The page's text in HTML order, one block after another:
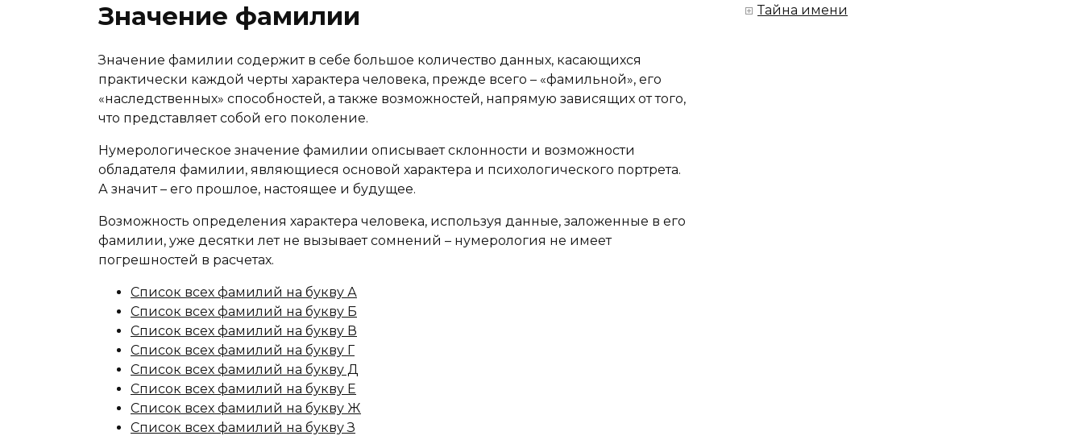
Значение фамилии
Значение фамилии содержит в себе большое количество данных, касающихся
практически каждой черты характера человека, прежде всего – «фамильной», его
«наследственных» способностей, а также возможностей, напрямую зависящих от того,
что представляет собой его поколение.
Нумерологическое значение фамилии описывает склонности и возможности
обладателя фамилии, являющиеся основой характера и психологического портрета.
А значит – его прошлое, настоящее и будущее.
Возможность определения характера человека, используя данные, заложенные в его
фамилии, уже десятки лет не вызывает сомнений – нумерология не имеет
погрешностей в расчетах.
Список всех фамилий на букву А
Список всех фамилий на букву Б
Список всех фамилий на букву В
Список всех фамилий на букву Г
Список всех фамилий на букву Д
Список всех фамилий на букву Е
Список всех фамилий на букву Ж
Список всех фамилий на букву З
Тайна имени